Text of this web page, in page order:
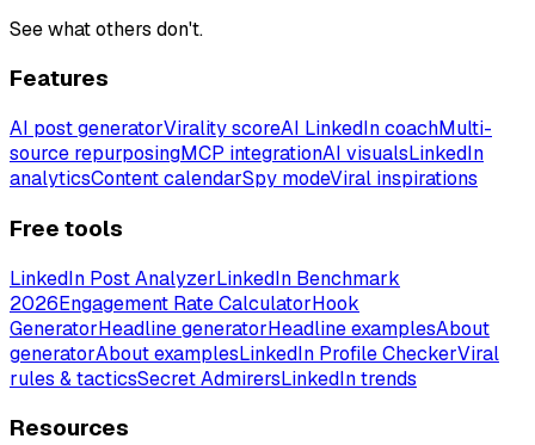
See what others don't.
Features
AI post generatorVirality scoreAI LinkedIn coachMulti-
source repurposingMCP integrationAI visualsLinkedIn
analyticsContent calendarSpy modeViral inspirations
Free tools
LinkedIn Post AnalyzerLinkedIn Benchmark
2026Engagement Rate CalculatorHook
GeneratorHeadline generatorHeadline examplesAbout
generatorAbout examplesLinkedIn Profile CheckerViral
rules & tacticsSecret AdmirersLinkedIn trends
Resources